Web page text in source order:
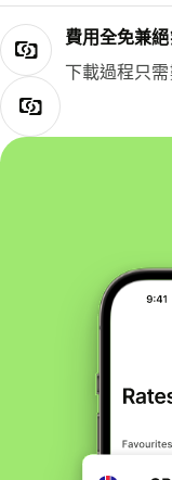
費用全免兼
下載過程只